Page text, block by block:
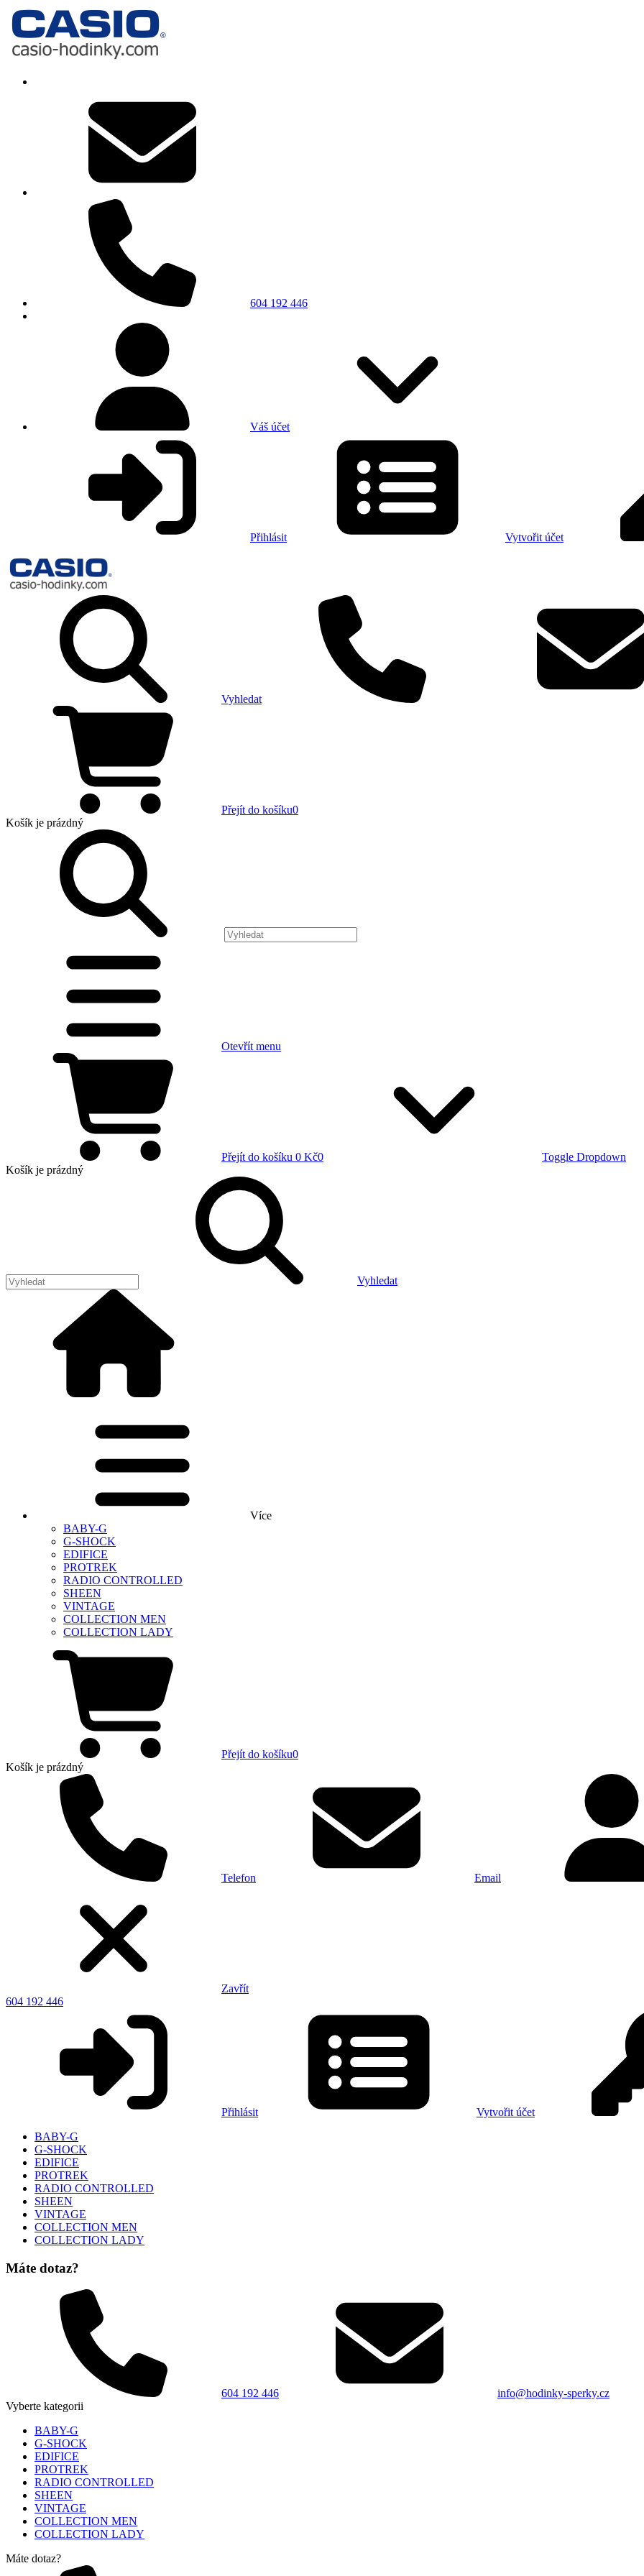
604 192 446
Váš účet
Přihlásit Vytvořit účet
Vyhledat
Přejít do košíku0
Košík je prázdný
Otevřít menu
Přejít do košíku 0 Kč0
Toggle Dropdown
Košík je prázdný
Vyhledat
Více
BABY-G
G-SHOCK
EDIFICE
PROTREK
RADIO CONTROLLED
SHEEN
VINTAGE
COLLECTION MEN
COLLECTION LADY
Přejít do košíku0
Košík je prázdný
Telefon Email
Zavřít
604 192 446
Přihlásit
Vytvořit účet
BABY-G
G-SHOCK
EDIFICE
PROTREK
RADIO CONTROLLED
SHEEN
VINTAGE
COLLECTION MEN
COLLECTION LADY
Máte dotaz?
604 192 446
info@hodinky-sperky.cz
Vyberte kategorii
BABY-G
G-SHOCK
EDIFICE
PROTREK
RADIO CONTROLLED
SHEEN
VINTAGE
COLLECTION MEN
COLLECTION LADY
Máte dotaz?